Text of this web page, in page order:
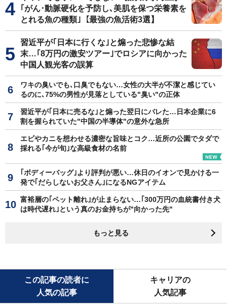
｢がん･動脈硬化を予防し､美肌を保つ栄養素を
とれる魚の種類｣【最強の魚活術3選】
習近平が｢日本に行くな｣と煽った悲惨な結
末…｢8万円の激安ツアー｣でロシアに向かった
中国人観光客の誤算
ワキの臭いでも､口臭でもない…女性の大半が不潔と感じてい
るのに､75%の男性が見落としている"臭い"の正体
習近平が｢日本に売るな｣と煽った翌日にバレた…日本企業に6
割を握られていた"中国の半導体"の意外な急所
エビやカニを想わせる濃密な旨味とコク…近所の公園でタダで
採れる｢今が旬｣な高級食材の名前
｢ボディーバッグ｣より評判が悪い…休日のイオンで見かける一
発で｢だらしないお父さん｣になるNGアイテム
富裕層の｢ペット離れ｣が止まらない…｢300万円の血統書付き犬
は時代遅れ｣という真のお金持ちが"向かった先"
もっと見る
この記事の読者に
人気の記事
キャリアの
人気記事